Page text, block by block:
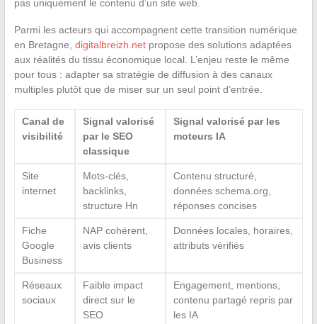
pas uniquement le contenu d’un site web.
Parmi les acteurs qui accompagnent cette transition numérique
en Bretagne, digitalbreizh.netpropose des solutions adaptées
aux réalités du tissu économique local. L’enjeu reste le même
pour tous : adapter sa stratégie de diffusion à des canaux
multiples plutôt que de miser sur un seul point d’entrée.
Canal de
visibilité
Signal valorisé
par le SEO
classique
Signal valorisé par les
moteurs IA
Site
internet
Mots-clés,
backlinks,
structure Hn
Contenu structuré,
données schema.org,
réponses concises
Fiche
Google
Business
NAP cohérent,
avis clients
Données locales, horaires,
attributs vérifiés
Réseaux
sociaux
Faible impact
direct sur le
SEO
Engagement, mentions,
contenu partagé repris par
les IA